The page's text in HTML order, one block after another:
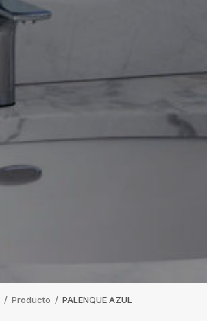
/ Producto / PALENQUE AZUL